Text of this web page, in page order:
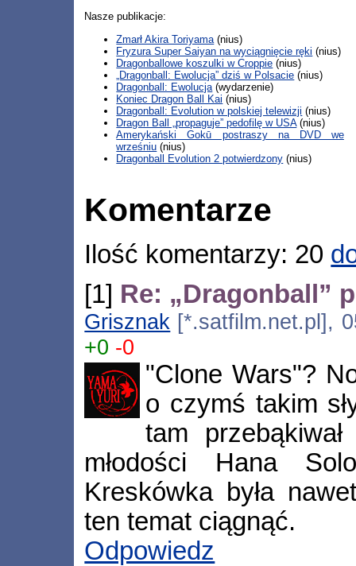
Nasze publikacje:
Zmarł Akira Toriyama (nius)
Fryzura Super Saiyan na wyciągnięcie ręki (nius)
Dragonballowe koszulki w Croppie (nius)
„Dragonball: Ewolucja” dziś w Polsacie (nius)
Dragonball: Ewolucja (wydarzenie)
Koniec Dragon Ball Kai (nius)
Dragonball: Evolution w polskiej telewizji (nius)
Dragon Ball „propaguje” pedofilę w USA(nius)
Amerykański Gokū postraszy na DVD we
wrześniu (nius)
Dragonball Evolution 2 potwierdzony (nius)
Komentarze
Ilość komentarzy: 20
[1] Re: „Dragonball”
Grisznak [*.satfilm.net.pl],
+0 -0
"Clone Wars"?
o czymś takim
tam
młodości Hana
Kreskówka była
ten temat ciągnąć.
Odpowiedz